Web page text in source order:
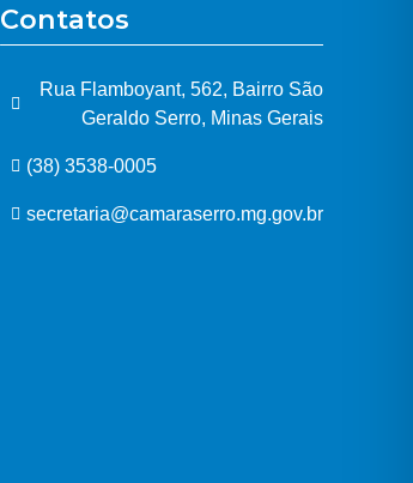
Contatos
Rua Flamboyant, 562, Bairro São
Geraldo Serro, Minas Gerais
(38) 3538-0005
secretaria@camaraserro.mg.gov.br